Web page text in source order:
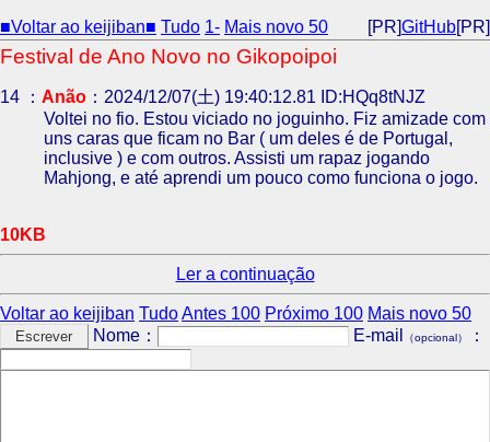
■Voltar ao keijiban■ Tudo 1- Mais novo 50 [PR]GitHub[PR]
Festival de Ano Novo no Gikopoipoi
14 ： Anão ：2024/12/07(土) 19:40:12.81 ID:HQq8tNJZ
Voltei no fio. Estou viciado no joguinho. Fiz amizade com
uns caras que ficam no Bar ( um deles é de Portugal,
inclusive ) e com outros. Assisti um rapaz jogando
Mahjong, e até aprendi um pouco como funciona o jogo.
10KB
Ler a continuação
Voltar ao keijiban TudoAntes 100 Próximo 100 Mais novo 50
Nome：
E-mail （opcional） ：